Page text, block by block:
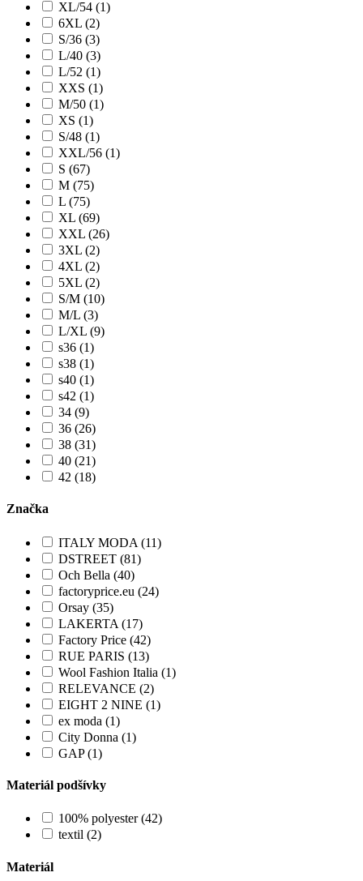
XL/54 (1)
6XL (2)
S/36 (3)
L/40 (3)
L/52 (1)
XXS (1)
M/50 (1)
XS (1)
S/48 (1)
XXL/56 (1)
S (67)
M (75)
L (75)
XL (69)
XXL (26)
3XL (2)
4XL (2)
5XL (2)
S/M (10)
M/L (3)
L/XL (9)
s36 (1)
s38 (1)
s40 (1)
s42 (1)
34 (9)
36 (26)
38 (31)
40 (21)
42 (18)
Značka
ITALY MODA (11)
DSTREET (81)
Och Bella (40)
factoryprice.eu (24)
Orsay (35)
LAKERTA (17)
Factory Price (42)
RUE PARIS (13)
Wool Fashion Italia (1)
RELEVANCE (2)
EIGHT 2 NINE (1)
ex moda (1)
City Donna (1)
GAP (1)
Materiál podšívky
100% polyester (42)
textil (2)
Materiál